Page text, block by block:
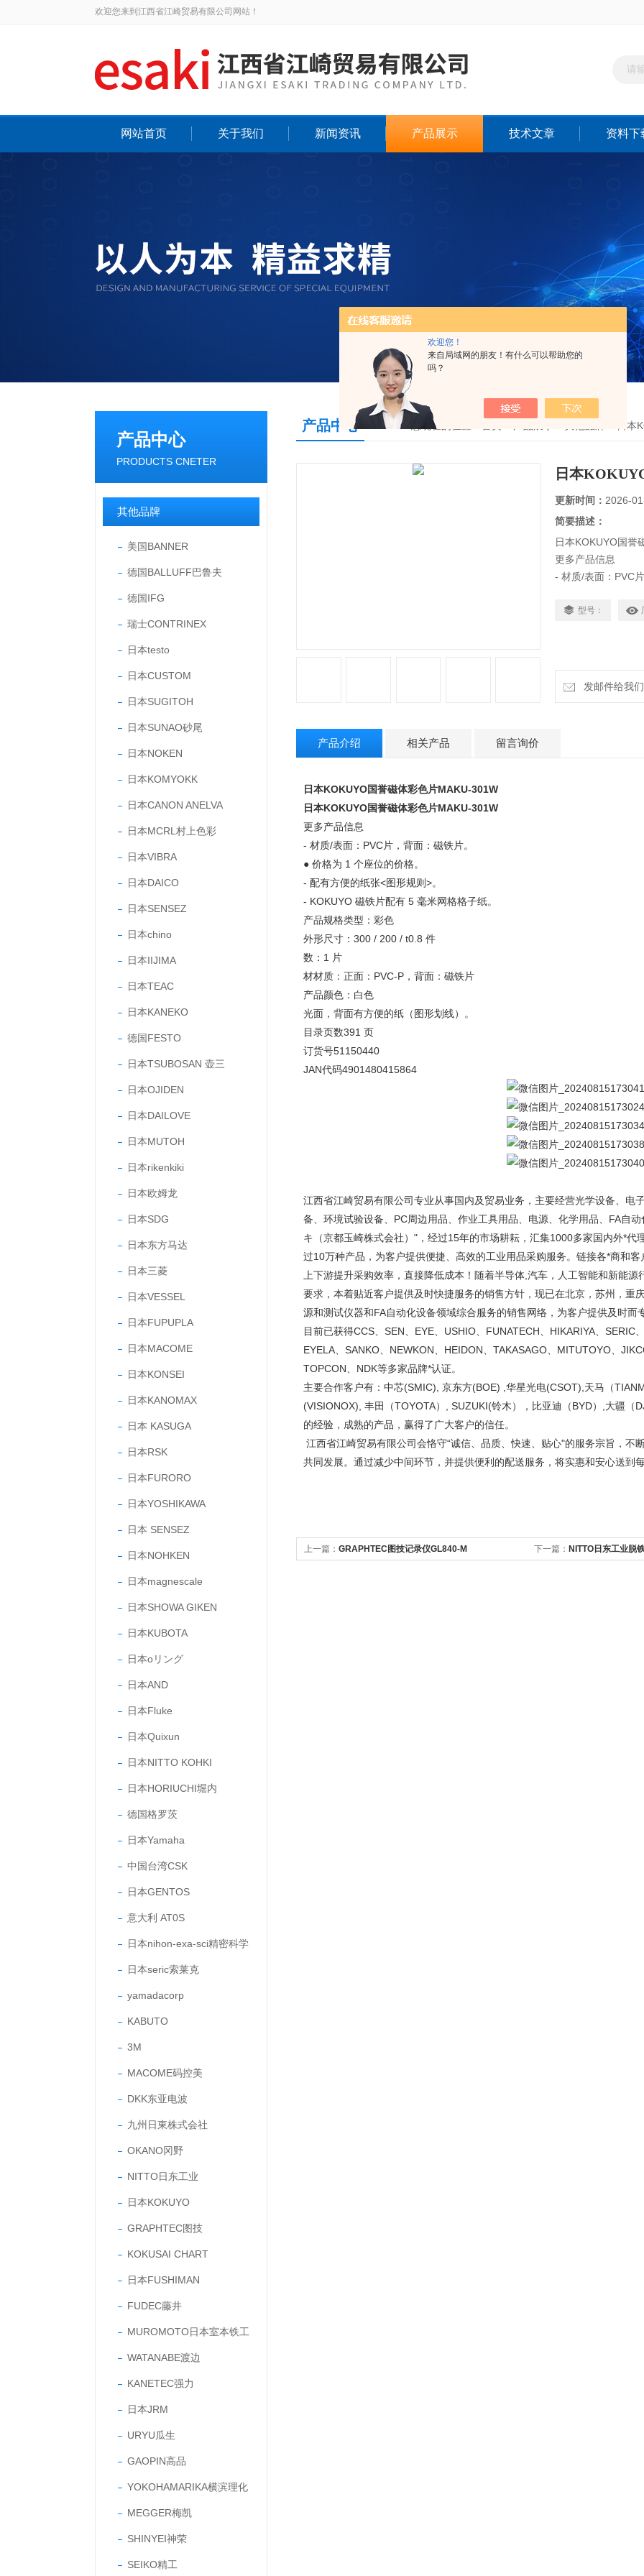
欢迎您！
来自局域网的朋友！有什么可以帮助您的
吗？
欢迎您来到江西省江崎贸易有限公司网站！
网站首页 关于我们 新闻资讯 产品展示 技术文章 资料下
产品中心
PRODUCTS CNETER
其他品牌
美国BANNER
德国BALLUFF巴鲁夫
德国IFG
瑞士CONTRINEX
日本testo
日本CUSTOM
日本SUGITOH
日本SUNAO砂尾
日本NOKEN
日本KOMYOKK
日本CANON ANELVA
日本MCRL村上色彩
日本VIBRA
日本DAICO
日本SENSEZ
日本chino
日本IIJIMA
日本TEAC
日本KANEKO
德国FESTO
日本TSUBOSAN 壶三
日本OJIDEN
日本DAILOVE
日本MUTOH
日本rikenkiki
日本欧姆龙
日本SDG
日本东方马达
日本三菱
日本VESSEL
日本FUPUPLA
日本MACOME
日本KONSEI
日本KANOMAX
日本 KASUGA
日本RSK
日本FURORO
日本YOSHIKAWA
日本 SENSEZ
日本NOHKEN
日本magnescale
日本SHOWA GIKEN
日本KUBOTA
日本oリング
日本AND
日本Fluke
日本Quixun
日本NITTO KOHKI
日本HORIUCHI堀内
德国格罗茨
日本Yamaha
中国台湾CSK
日本GENTOS
意大利 AT0S
日本nihon-exa-sci精密科学
日本seric索莱克
yamadacorp
KABUTO
3M
MACOME码控美
DKK东亚电波
九州日東株式会社
OKANO冈野
NITTO日东工业
日本KOKUYO
GRAPHTEC图技
KOKUSAI CHART
日本FUSHIMAN
FUDEC藤井
MUROMOTO日本室本铁工
WATANABE渡边
KANETEC强力
日本JRM
URYU瓜生
GAOPIN高品
YOKOHAMARIKA横滨理化
MEGGER梅凯
SHINYEI神荣
SEIKO精工
产品中心 您现在的位置： 日本
日本
更新时间： 2026-
简要描述：
日本KOKUYO国誉
更多产品信息
- 材质/表面：PVC
- 配有方便的纸张<
件数：1 片
型号：
发邮件给我
产品介绍 相关产品 留言询价
日本KOKUYO国誉磁体彩色片MAKU-301W
日本KOKUYO国誉磁体彩色片MAKU-301W
更多产品信息
- 材质/表面：PVC片，背面：磁铁片。
● 价格为 1 个座位的价格。
- 配有方便的纸张<图形规则>。
- KOKUYO 磁铁片配有 5 毫米网格格子纸。
产品规格类型：彩色
外形尺寸：300 / 200 / t0.8 件
数：1 片
材材质：正面：PVC-P，背面：磁铁片
产品颜色：白色
光面，背面有方便的纸（图形划线）。
目录页数391 页
订货号51150440
JAN代码4901480415864
江西省江崎贸易有限公司专业从事国内及贸易业务，主要经营光学设备、电
备、环境试验设备、PC周边用品、作业工具用品、电源、化学用品、FA自
キ（京都玉崎株式会社）"，经过15年的市场耕耘，汇集1000多家国内外*代
过10万种产品，为客户提供便捷、高效的工业用品采购服务。链接各*商和
上下游提升采购效率，直接降低成本！随着半导体,汽车，人工智能和新能
要求，本着贴近客户提供及时快捷服务的销售方针，现已在北京，苏州，重
源和测试仪器和FA自动化设备领域综合服务的销售网络，为客户提供及时而
目前已获得CCS、SEN、EYE、USHIO、FUNATECH、HIKARIYA、SERIC
EYELA、SANKO、NEWKON、HEIDON、TAKASAGO、MITUTOYO、
TOPCON、NDK等多家品牌*认证。
主要合作客户有：中芯(SMIC), 京东方(BOE) ,华星光电(CSOT),天马（
(VISIONOX), 丰田（TOYOTA）, SUZUKI(铃木），比亚迪（BYD）,大疆（
的经验，成熟的产品，赢得了广大客户的信任。
江西省江崎贸易有限公司会恪守“诚信、品质、快速、贴心"的服务宗旨，不
共同发展。通过减少中间环节，并提供便利的配送服务，将实惠和安心送到
上一篇： GRAPHTEC图技记录仪GL840-M 下一篇： NITTO日东工业脱